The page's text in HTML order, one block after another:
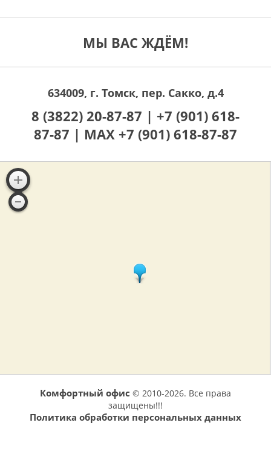
МЫ ВАС ЖДЁМ!
634009, г. Томск, пер. Сакко, д.4
8 (3822) 20-87-87 | +7 (901) 618-
87-87 | MAX +7 (901) 618-87-87
Комфортный офис © 2010-2026. Все права
защищены!!!
Политика обработки персональных данных